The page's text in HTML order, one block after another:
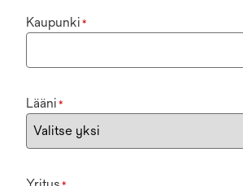
Kaupunki *
Lääni *